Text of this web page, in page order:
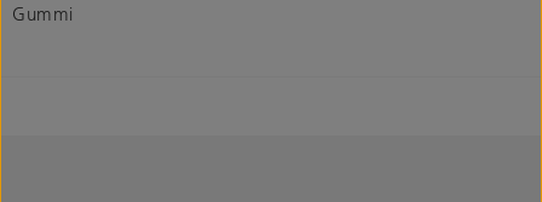
Gummi